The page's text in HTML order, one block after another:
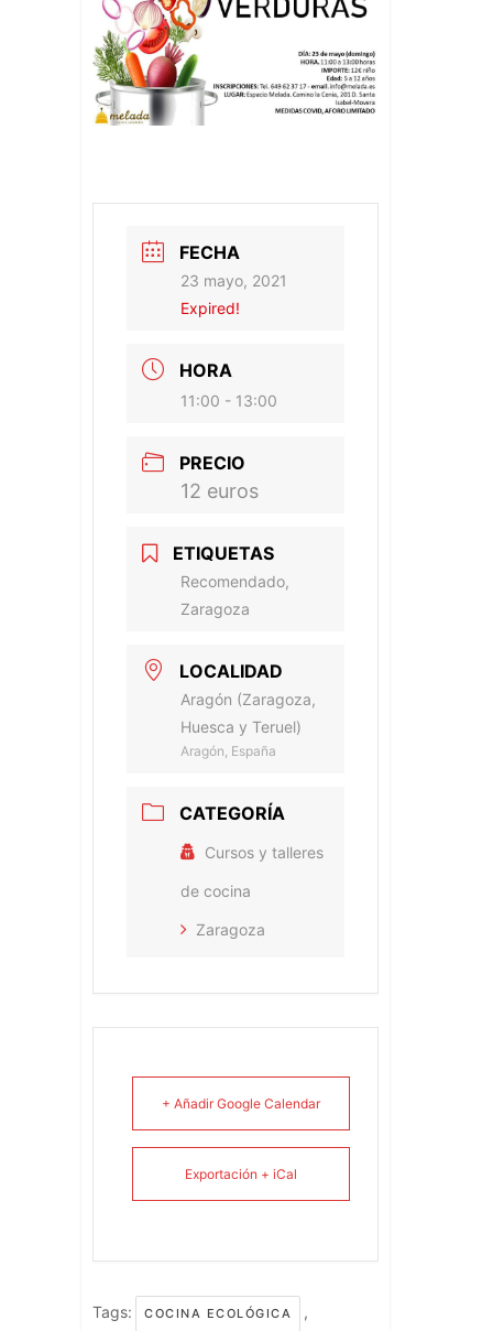
FECHA
23 mayo, 2021
Expired!
HORA
11:00 - 13:00
PRECIO
12 euros
ETIQUETAS
Recomendado,
Zaragoza
LOCALIDAD
Aragón (Zaragoza,
Huesca y Teruel)
Aragón, España
CATEGORÍA
Cursos y talleres
de cocina
Zaragoza
+ Añadir Google Calendar
Exportación + iCal
Tags: COCINA ECOLÓGICA ,